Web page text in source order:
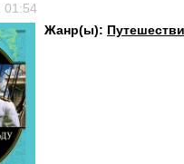
01:54
Жанр(ы):